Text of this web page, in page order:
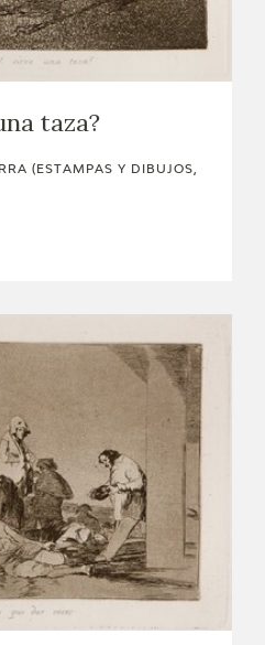
taza?
(ESTAMPAS Y DIBUJOS,